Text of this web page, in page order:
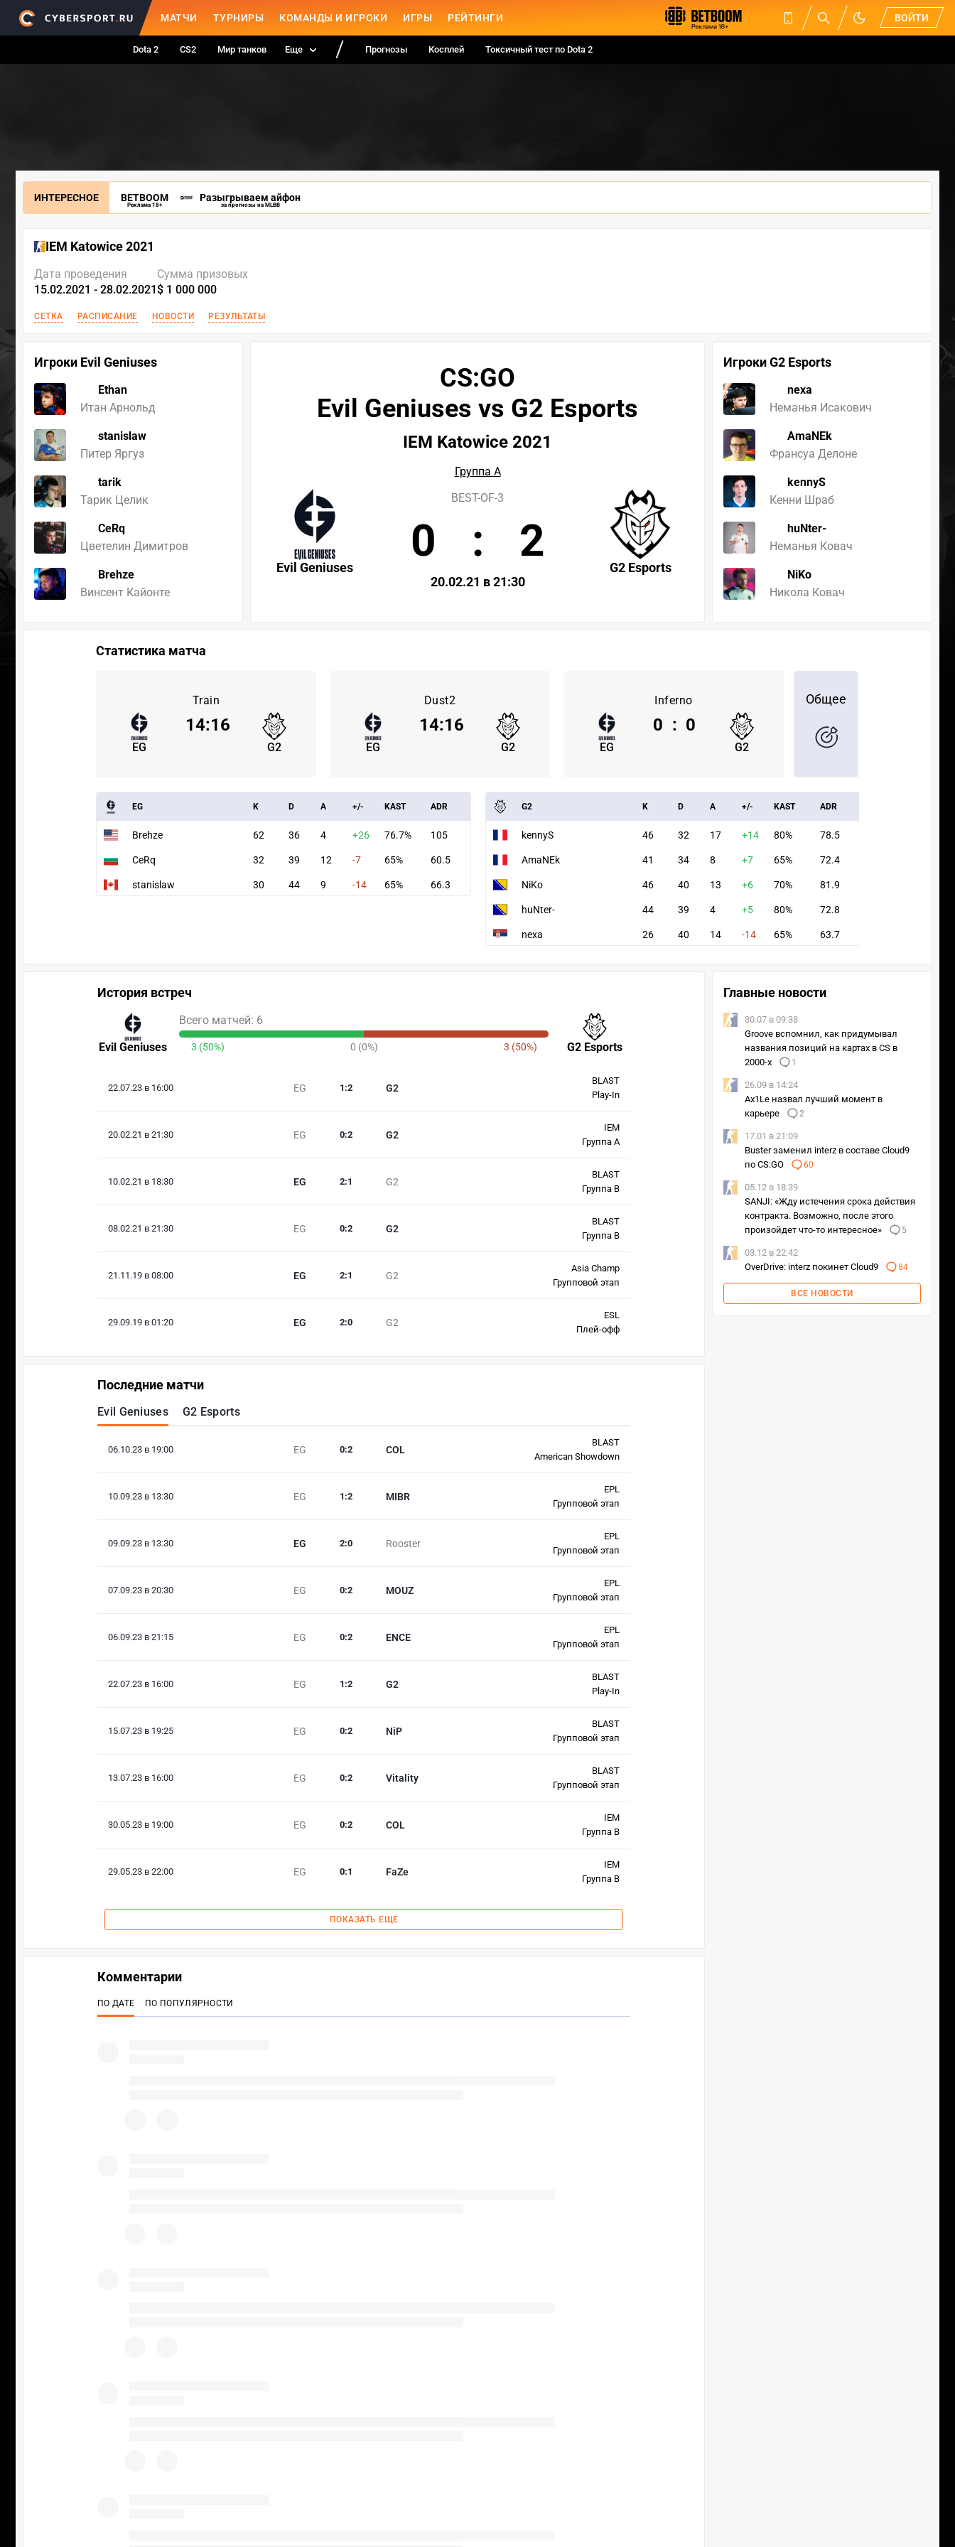
МАТЧИ ТУРНИРЫ КОМАНДЫ И ИГРОКИ ИГРЫ РЕЙТИНГИ ВОЙТИ
Dota 2 CS2 Мир танков Еще Прогнозы Косплей Токсичный тест по Dota 2
ИНТЕРЕСНОЕ BETBOOM
Реклама 18+
Разыгрываем айфон
за прогнозы на MLBB
IEM Katowice 2021
Дата проведения
15.02.2021 - 28.02.2021
Сумма призовых
$ 1 000 000
СЕТКА РАСПИСАНИЕ НОВОСТИ РЕЗУЛЬТАТЫ
Игроки Evil Geniuses
Ethan
Итан Арнольд
stanislaw
Питер Яргуз
tarik
Тарик Целик
CeRq
Цветелин Димитров
Brehze
Винсент Кайонте
Игроки G2 Esports
nexa
Неманья Исакович
AmaNEk
Франсуа Делоне
kennyS
Кенни Шраб
huNter-
Неманья Ковач
NiKo
Никола Ковач
CS:GO
Evil Geniuses vs G2 Esports
IEM Katowice 2021
Группа A
Evil Geniuses G2 Esports
BEST-OF-3
0 : 2
20.02.21 в 21:30
Статистика матча
Train
EG G2
14:16
Dust2
EG G2
14:16
Inferno
EG G2
0 : 0
Общее
EG K D A +/- KAST ADR
Brehze 62 36 4 +26 76.7% 105
CeRq 32 39 12 -7 65% 60.5
stanislaw 30 44 9 -14 65% 66.3
G2 K D A +/- KAST ADR
kennyS 46 32 17 +14 80% 78.5
AmaNEk 41 34 8 +7 65% 72.4
NiKo 46 40 13 +6 70% 81.9
huNter- 44 39 4 +5 80% 72.8
nexa 26 40 14 -14 65% 63.7
История встреч
Evil Geniuses G2 Esports
Всего матчей: 6
3 (50%) 0 (0%) 3 (50%)
22.07.23 в 16:00 EG G2
1 :2
BLAST
Play-In
20.02.21 в 21:30 EG G2
0:2
IEM
Группа A
10.02.21 в 18:30 EG G2
2:1
BLAST
Группа B
08.02.21 в 21:30 EG G2
0:2
BLAST
Группа B
21.11.19 в 08:00 EG G2
2:1
Asia Champ
Групповой этап
29.09.19 в 01:20 EG G2
2:0
ESL
Плей-офф
Последние матчи
Evil Geniuses G2 Esports
06.10.23 в 19:00 EG COL
0:2
BLAST
American Showdown
10.09.23 в 13:30 EG MIBR
1 :2
EPL
Групповой этап
09.09.23 в 13:30 EG Rooster
2:0
EPL
Групповой этап
07.09.23 в 20:30 EG MOUZ
0:2
EPL
Групповой этап
06.09.23 в 21:15 EG ENCE
0:2
EPL
Групповой этап
22.07.23 в 16:00 EG G2
1 :2
BLAST
Play-In
15.07.23 в 19:25 EG NiP
0:2
BLAST
Групповой этап
13.07.23 в 16:00 EG Vitality
0:2
BLAST
Групповой этап
30.05.23 в 19:00 EG COL
0:2
IEM
Группа B
29.05.23 в 22:00 EG FaZe
0:1
IEM
Группа B
ПОКАЗАТЬ ЕЩЕ
Главные новости
30.07 в 09:38
Groove вспомнил, как придумывал
названия позиций на картах в CS в
2000-х
1
26.09 в 14:24
Ax1Le назвал лучший момент в
карьере
2
17.01 в 21:09
Buster заменил interz в составе Cloud9
по CS:GO
60
05.12 в 18:39
SANJI: «Жду истечения срока действия
контракта. Возможно, после этого
произойдет что-то интересное»
5
03.12 в 22:42
OverDrive: interz покинет Cloud9
84
ВСЕ НОВОСТИ
Комментарии
ПО ДАТЕ ПО ПОПУЛЯРНОСТИ